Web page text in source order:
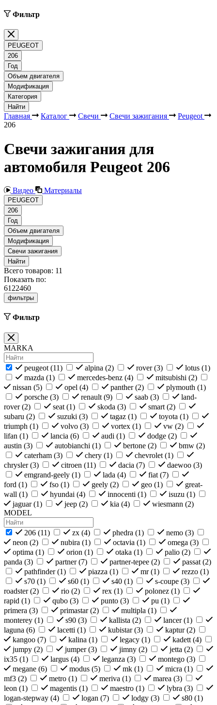
Фильтр
PEUGEOT
206
Год
Объем двигателя
Модификация
Категория
Найти
Главная Каталог Свечи Свечи зажигания
Peugeot
206
Свечи зажигания для
автомобиля Peugeot 206
Видео Материалы
PEUGEOT
206
Год
Объем двигателя
Модификация
Свечи зажигания
Найти
Всего товаров: 11
Показать по:
6122460
фильтры
Фильтр
MARKA
peugeot (11) alpina (2) rover (3) lotus (1)
mazda (1) mercedes-benz (4) mitsubishi (2)
nissan (5) opel (4) panther (2) plymouth (1)
porsche (3) renault (9) saab (3)
land-
rover (2) seat (1) skoda (3) smart (2)
subaru (2) suzuki (3) tagaz (1) toyota (1)
triumph (1) volvo (3) vortex (1) vw (2)
lifan (1) lancia (6) audi (1) dodge (2)
austin (3) autobianchi (1) bertone (2) bmw (2)
caterham (3) chery (1) chevrolet (1)
chrysler (3) citroen (11) dacia (7) daewoo (3)
emgrand-geely (1) lada (4) fiat (7)
ford (1) fso (1) geely (2) geo (1)
great-
wall (1) hyundai (4) innocenti (1) isuzu (1)
jaguar (1) jeep (2) kia (4) wiesmann (2)
MODEL
206 (11) zx (4) phedra (1) nemo (3)
neon (2) nubira (1) octavia (1) omega (3)
optima (1) orion (1) otaka (1) palio (2)
panda (3) partner (7) partner-tepee (2) passat (2)
pathfinder (1) piazza (1) mr (1) rezzo (1)
s70 (1) s60 (1) s40 (1) s-coupe (3)
roadster (2) rio (2) rex (1) polonez (1)
rapid (1) qubo (3) punto (3) pu (1)
primera (3) primastar (2) multipla (1)
monterey (1) s90 (3) kallista (2) lancer (1)
laguna (6) lacetti (1) kubistar (3) kaptur (2)
kangoo (7) kalina (1) legacy (1) kadett (4)
jumpy (2) jumper (3) jimny (2) jetta (2)
ix35 (1) largus (4) leganza (3) montego (3)
megane (6) modus (5) mk (1) micra (1)
mf3 (2) metro (1) meriva (1) marea (3)
leon (1) magentis (1) maestro (1) lybra (3)
logan-stepway (4) logan (7) lodgy (3) s80 (1)